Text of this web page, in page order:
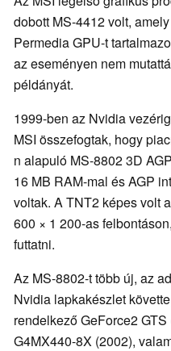
dobott MS-4412 volt,
Permedia GPU-t
az eseményen nem
példányát.
1999-ben az Nvidia
MSI összefogtak, hogy
n alapuló MS-8802 3D
16 MB RAM-mal és AGP
voltak. A TNT2 képes volt
600 × 1 200-as
futtatni.
Az MS-8802-t több új, az
Nvidia lapkakészlet
rendelkező GeForce2
G4MX440-8X (2002),